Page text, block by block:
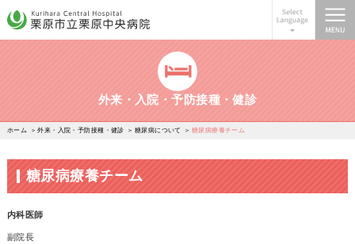
栗原市立栗原中央病院
外来・入院・予防接種・健診
ホーム 外来・入院・予防接種・健診 糖尿病について 糖尿病療養チーム
糖尿病療養チーム
内科医師
副院長